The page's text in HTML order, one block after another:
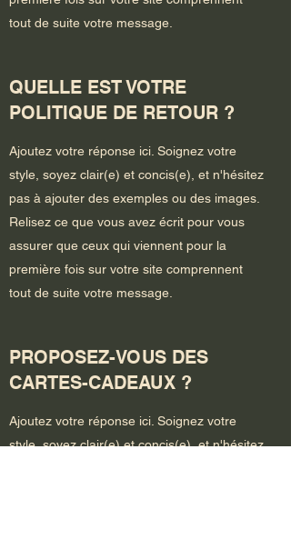
tout de suite votre message.
QUELLE EST VOTRE
POLITIQUE DE RETOUR ?
Ajoutez votre réponse ici. Soignez votre
style, soyez clair(e) et concis(e), et n'hésitez
pas à ajouter des exemples ou des images.
Relisez ce que vous avez écrit pour vous
assurer que ceux qui viennent pour la
première fois sur votre site comprennent
tout de suite votre message.
PROPOSEZ-VOUS DES
CARTES-CADEAUX ?
Ajoutez votre réponse ici. Soignez votre
style, soyez clair(e) et concis(e), et n'hésitez